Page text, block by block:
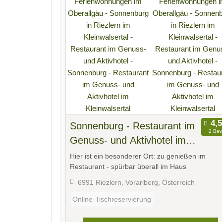
Sonnenburg - Restaurant im
Genuss- und Aktivhotel im
Kleinwalsertal
2
Hier ist ein besonderer Ort: zu genießen im
Restaurant - spürbar überall im Haus
6991 Riezlern, Vorarlberg, Österreich
Online-Tischreservierung